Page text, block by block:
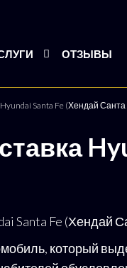
ОТЗЫВЫ
Santa Fe (Хендай
который